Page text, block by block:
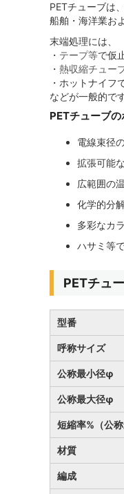
PETチューブは
船舶・海洋業お
末端処理には、
・ テープ等で仮
・ 熱収縮チュー
・ホットナイフ
などが一般的です
PETチューブの
電線束径
拡張可能
広範囲の
化学的分
多彩なカ
ハサミ等
PETチュ
型番
呼称サイズ
公称最小径φ
公称最大径φ
短縮率%（公
材質
編成